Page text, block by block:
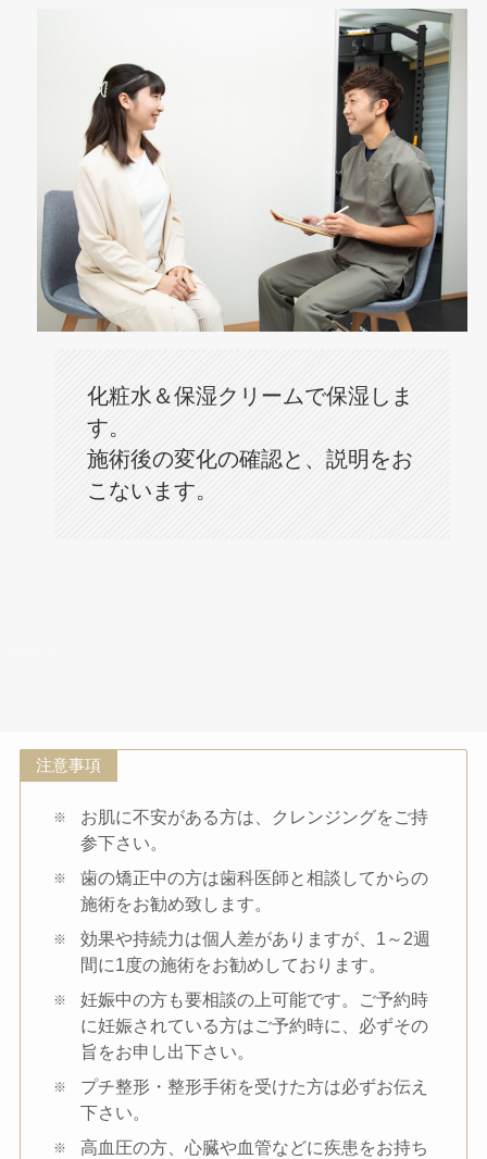
化粧水＆保湿クリームで保湿しま
す。
施術後の変化の確認と、説明をお
こないます。
注意事項
お肌に不安がある方は、クレンジングをご持
参下さい。
歯の矯正中の方は歯科医師と相談してからの
施術をお勧め致します。
効果や持続力は個人差がありますが、1～2週
間に1度の施術をお勧めしております。
妊娠中の方も要相談の上可能です。ご予約時
に妊娠されている方はご予約時に、必ずその
旨をお申し出下さい。
プチ整形・整形手術を受けた方は必ずお伝え
下さい。
高血圧の方、心臓や血管などに疾患をお持ち